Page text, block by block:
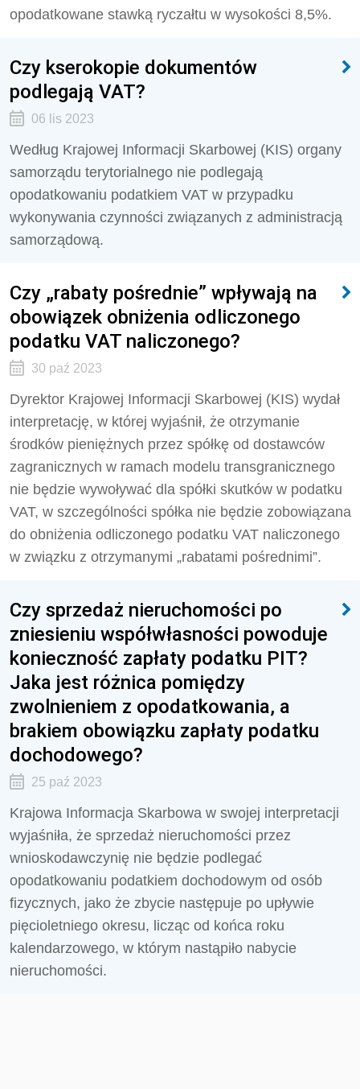
opodatkowane stawką ryczałtu w wysokości 8,5%.
Czy kserokopie dokumentów
podlegają VAT?
06 lis 2023
Według Krajowej Informacji Skarbowej (KIS) organy
samorządu terytorialnego nie podlegają
opodatkowaniu podatkiem VAT w przypadku
wykonywania czynności związanych z administracją
samorządową.
Czy „rabaty pośrednie” wpływają na
obowiązek obniżenia odliczonego
podatku VAT naliczonego?
30 paź 2023
Dyrektor Krajowej Informacji Skarbowej (KIS) wydał
interpretację, w której wyjaśnił, że otrzymanie
środków pieniężnych przez spółkę od dostawców
zagranicznych w ramach modelu transgranicznego
nie będzie wywoływać dla spółki skutków w podatku
VAT, w szczególności spółka nie będzie zobowiązana
do obniżenia odliczonego podatku VAT naliczonego
w związku z otrzymanymi „rabatami pośrednimi”.
Czy sprzedaż nieruchomości po
zniesieniu współwłasności powoduje
konieczność zapłaty podatku PIT?
Jaka jest różnica pomiędzy
zwolnieniem z opodatkowania, a
brakiem obowiązku zapłaty podatku
dochodowego?
25 paź 2023
Krajowa Informacja Skarbowa w swojej interpretacji
wyjaśniła, że sprzedaż nieruchomości przez
wnioskodawczynię nie będzie podlegać
opodatkowaniu podatkiem dochodowym od osób
fizycznych, jako że zbycie następuje po upływie
pięcioletniego okresu, licząc od końca roku
kalendarzowego, w którym nastąpiło nabycie
nieruchomości.